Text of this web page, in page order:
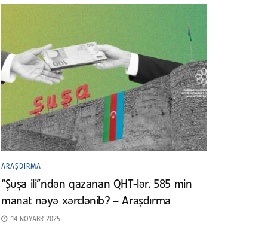
ARAŞDIRMA
“Şuşa ili”ndən qazanan QHT-lər. 585 min
manat nəyə xərclənib? – Araşdırma
14 NOYABR 2025